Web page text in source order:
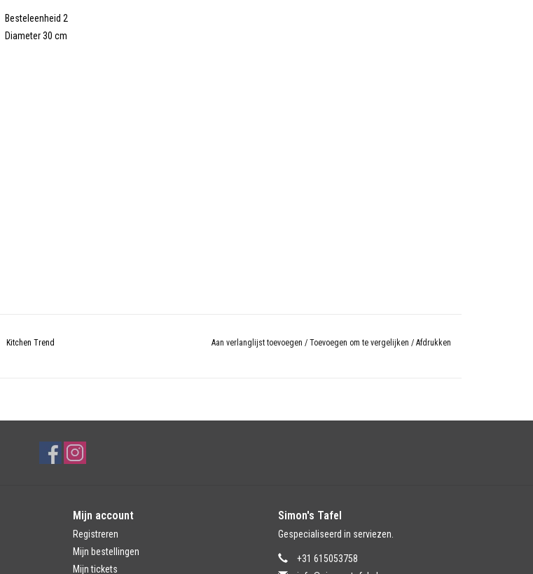
Besteleenheid 2
Diameter 30 cm
Kitchen Trend Aan verlanglijst toevoegen / Toevoegen om te vergelijken / Afdrukken
Mijn account
Registreren
Mijn bestellingen
Mijn tickets
Simon's Tafel
Gespecialiseerd in serviezen.
+31 615053758